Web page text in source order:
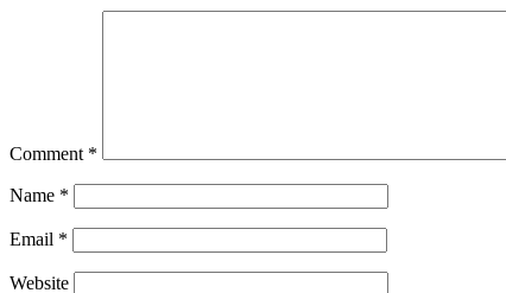
Comment *
Name *
Email *
Website